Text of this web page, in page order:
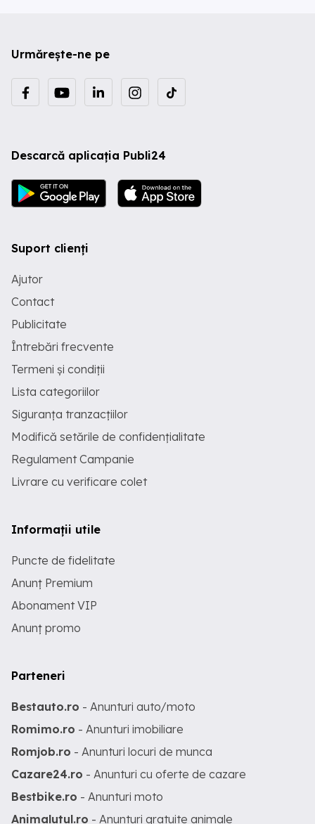
Urmărește-ne pe
Descarcă aplicația Publi24
Suport clienți
Ajutor
Contact
Publicitate
Întrebări frecvente
Termeni și condiții
Lista categoriilor
Siguranța tranzacțiilor
Modifică setările de confidențialitate
Regulament Campanie
Livrare cu verificare colet
Informații utile
Puncte de fidelitate
Anunț Premium
Abonament VIP
Anunț promo
Parteneri
Bestauto.ro - Anunturi auto/moto
Romimo.ro - Anunturi imobiliare
Romjob.ro - Anunturi locuri de munca
Cazare24.ro - Anunturi cu oferte de cazare
Bestbike.ro - Anunturi moto
Animalutul.ro - Anunturi gratuite animale